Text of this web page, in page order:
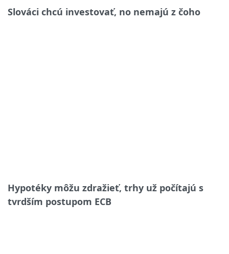
Slováci chcú investovať, no nemajú z čoho
Hypotéky môžu zdražieť, trhy už počítajú s
tvrdším postupom ECB